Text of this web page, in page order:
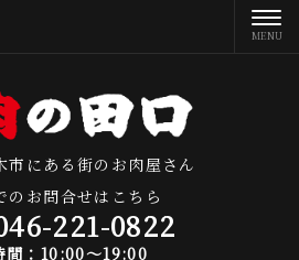
市にある街のお肉屋さん
のお問合せはこちら
221-0822
間：10:00～19:00